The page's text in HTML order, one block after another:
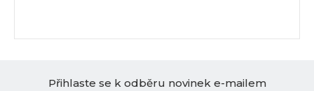
Přihlaste se k odběru novinek e-mailem